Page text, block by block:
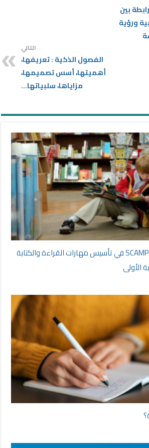
بين
ورؤية
التالي
الفصول الذكية : تعريفها،
أهميتها، أسس تصميمها،
مزاياها، سلبياتها…
توظيف استراتيجية SCAMPER في تأسيس مهارات القراءة والكتابة
الأولى